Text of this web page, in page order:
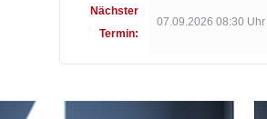
Nächster
Termin:
07.09.2026 08:30 Uhr